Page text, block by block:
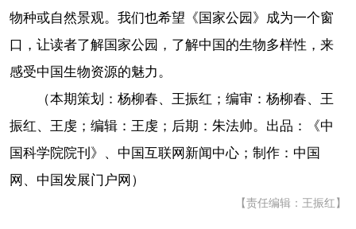
物种或自然景观。我们也希望《国家公园》成为一个窗
口，让读者了解国家公园，了解中国的生物多样性，来
感受中国生物资源的魅力。
（本期策划：杨柳春、王振红；编审：杨柳春、王
振红、王虔；编辑：王虔；后期：朱法帅。出品：《中
国科学院院刊》、中国互联网新闻中心；制作：中国
网、中国发展门户网）
【责任编辑：王振红】